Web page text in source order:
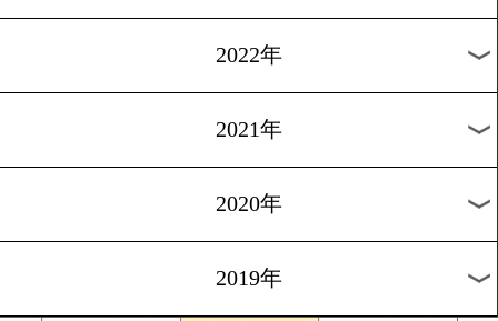
る」
1
過去のニュース